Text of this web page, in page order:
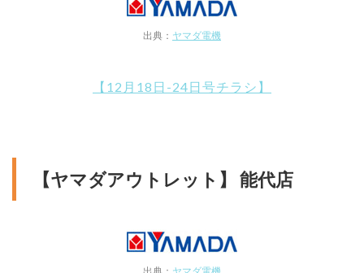
出典： ヤマダ電機
【12月18日-24日号チラシ】
【ヤマダアウトレット】 能代店